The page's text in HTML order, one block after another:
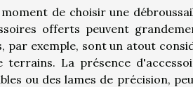
de choisir une
offerts peuvent
par exemple, sont un atout
La présence
ou des lames de précision,